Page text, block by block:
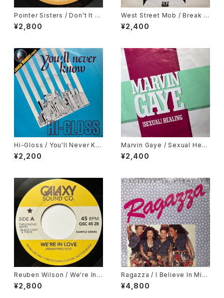
Pointer Sisters / Don't It Dr
ive You Crazy, Gene Chand
ler / In My Body's House
¥2,800
West Street Mob / Break D
ance - Electric Boogie
¥2,400
Hi-Gloss / You'll Never Kn
ow
¥2,200
Marvin Gaye / Sexual Heali
ng
¥2,400
Reuben Wilson / We're In L
ove, Donny Hathaway / Val
dez In The Country
¥2,800
Ragazza / I Believe In Mira
cles
¥4,800